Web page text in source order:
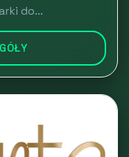
do...